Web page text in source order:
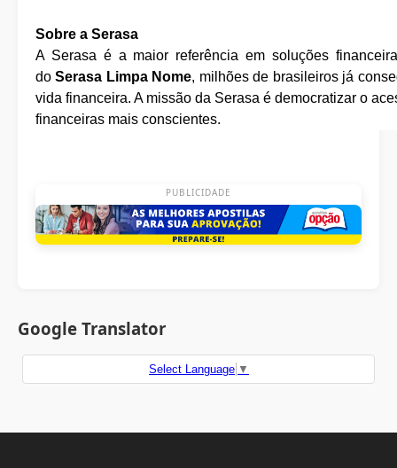
Sobre a Serasa
A Serasa é a maior referência em soluções
doSerasa Limpa Nome, milhões de brasileiros já
vida financeira. A missão da Serasa é democratizar o
financeiras mais conscientes.
PUBLICIDADE
Google Translator
Select Language ▼